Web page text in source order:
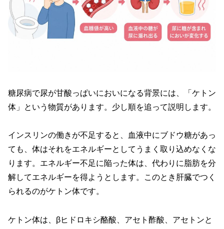
糖尿病で尿が甘酸っぱいにおいになる背景には、「ケトン
体」という物質があります。少し順を追って説明します。
インスリンの働きが不足すると、血液中にブドウ糖があっ
ても、体はそれをエネルギーとしてうまく取り込めなくな
ります。エネルギー不足に陥った体は、代わりに脂肪を分
解してエネルギーを得ようとします。このとき肝臓でつく
られるのがケトン体です。
ケトン体は、βヒドロキシ酪酸、アセト酢酸、アセトンと